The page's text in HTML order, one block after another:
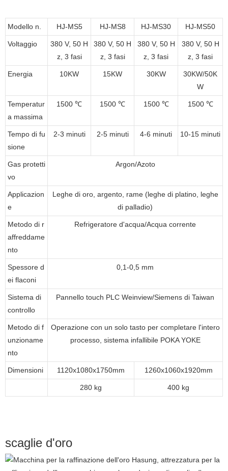
Modello n. HJ-MS5 HJ-MS8 HJ-MS30 HJ-MS50
Voltaggio
380 V, 50 H
z, 3 fasi
380 V, 50 H
z, 3 fasi
380 V, 50 H
z, 3 fasi
380 V, 50 H
z, 3 fasi
Energia 10KW 15KW 30KW
30KW/50K
W
Temperatur
a massima
1500 ℃ 1500 ℃ 1500 ℃ 1500 ℃
Tempo di fu
sione
2-3 minuti 2-5 minuti 4-6 minuti 10-15 minuti
Gas protetti
vo
Argon/Azoto
Applicazion
e
Leghe di oro, argento, rame (leghe di platino, leghe
di palladio)
Metodo di r
affreddame
nto
Refrigeratore d'acqua/Acqua corrente
Spessore d
ei flaconi
0,1-0,5 mm
Sistema di
controllo
Pannello touch PLC Weinview/Siemens di Taiwan
Metodo di f
unzioname
nto
Operazione con un solo tasto per completare l'intero
processo, sistema infallibile POKA YOKE
Dimensioni 1120x1080x1750mm 1260x1060x1920mm
280 kg 400 kg
scaglie d'oro